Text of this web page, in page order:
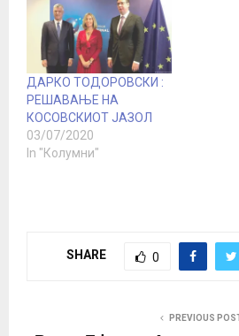
ДАРКО ТОДОРОВСКИ :
РЕШАВАЊЕ НА
КОСОВСКИОТ ЈАЗОЛ
03/07/2020
In "Колумни"
SHARE 0
PREVIOUS